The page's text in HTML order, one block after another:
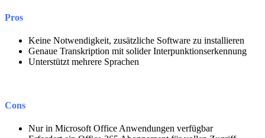
Pros
Keine Notwendigkeit, zusätzliche Software zu installieren
Genaue Transkription mit solider Interpunktionserkennung
Unterstützt mehrere Sprachen
Cons
Nur in Microsoft Office Anwendungen verfügbar